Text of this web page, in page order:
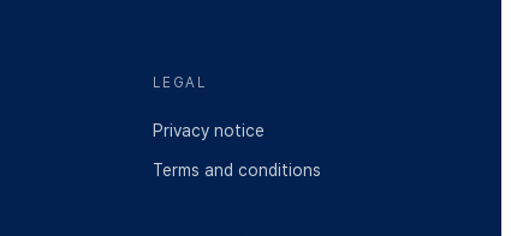
LEGAL
Privacy notice
Terms and conditions